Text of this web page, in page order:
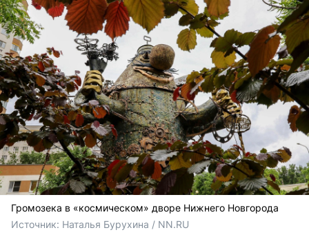
Громозека в «космическом» дворе Нижнего Новгорода
Источник: Наталья Бурухина / NN.RU